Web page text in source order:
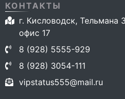
КОНТАКТЫ
г. Кисловодск,
офис 17
8 (928) 5555-929
8 (928) 3054-111
vipstatus555@mail.ru